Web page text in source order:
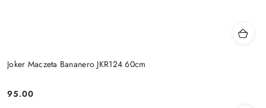
Joker Maczeta Bananero JKR124 60cm
Cena:
95.00